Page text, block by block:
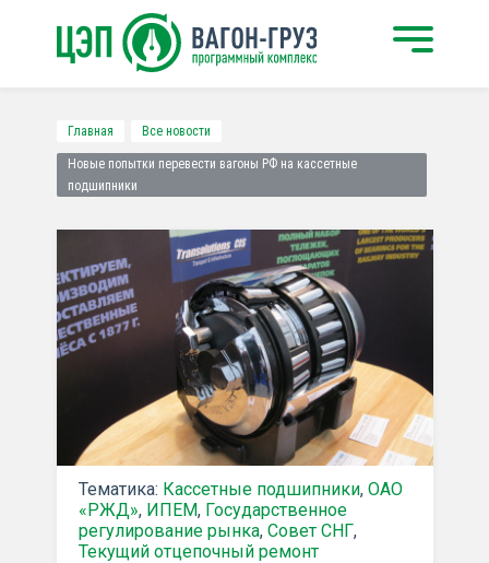
Главная Все новости
Новые попытки перевести вагоны РФ на кассетные
подшипники
Тематика: Кассетные подшипники, ОАО
«РЖД», ИПЕМ, Государственное
регулирование рынка, Совет СНГ,
Текущий отцепочный ремонт